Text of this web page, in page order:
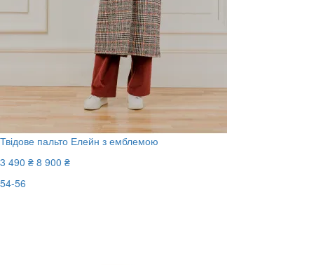
Твідове пальто Елейн з емблемою
3 490 ₴ 8 900 ₴
54-56